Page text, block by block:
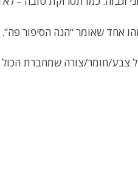
אחד שאומר “הנה הסיפור פה”.
צבע/חומר/צורה שמחברת הכול